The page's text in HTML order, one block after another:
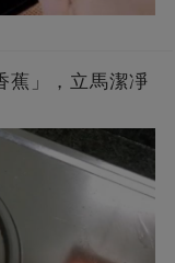
蕉」，立馬潔凈